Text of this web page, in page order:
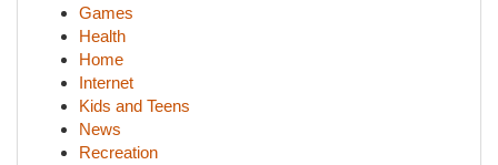
Games
Health
Home
Internet
Kids and Teens
News
Recreation